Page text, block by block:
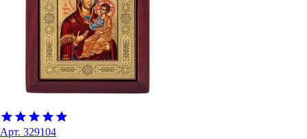
Арт. 329104